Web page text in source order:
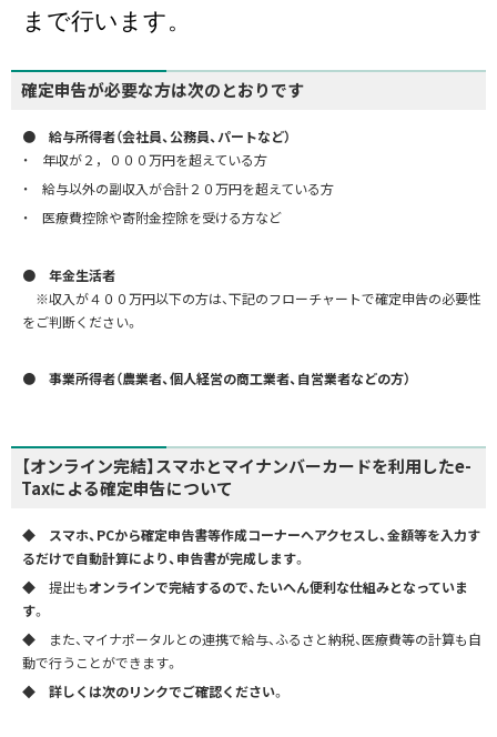
まで行います。
確定申告が必要な方は次のとおりです
● 給与所得者（会社員、公務員、パートなど）
・ 年収が２，０００万円を超えている方
・ 給与以外の副収入が合計２０万円を超えている方
・ 医療費控除や寄附金控除を受ける方など
● 年金生活者
※収入が４００万円以下の方は、下記のフローチャートで確定申告の必要性
をご判断ください。
● 事業所得者（農業者、個人経営の商工業者、自営業者などの方）
【オンライン完結】スマホとマイナンバーカードを利用したe-
Taxによる確定申告について
◆
スマホ、PCから確定申告書等作成コーナーへアクセスし、金額等を入力す
るだけで自動計算により、申告書が完成します。
◆ 提出もオンラインで完結するので、たいへん便利な仕組みとなっていま
す。
◆ また、マイナポータルとの連携で給与、ふるさと納税、医療費等の計算も自
動で行うことができます。
◆ 詳しくは次のリンクでご確認ください。